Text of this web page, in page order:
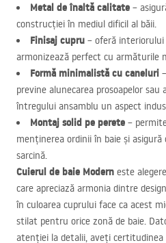
Metal de înaltă calitate –
construcției în mediul dificil al băii.
Finisaj cupru – oferă interiorului
armonizează perfect cu armăturile
Formă minimalistă cu caneluri
previne alunecarea prosoapelor sau
întregului ansamblu un aspect
Montaj solid pe perete –
menținerea ordinii în baie și asigură
sarcină.
Cuierul de baie Modern este
care apreciază armonia dintre
în culoarea cuprului face ca acest
stilat pentru orice zonă de baie.
atenției la detalii, aveți